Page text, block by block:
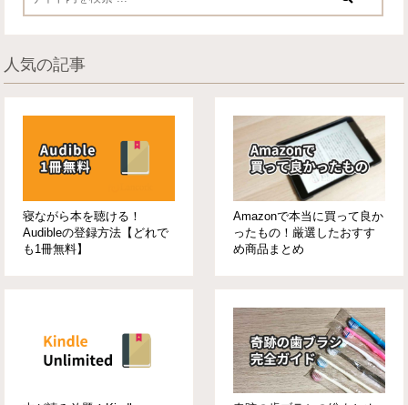
人気の記事
寝ながら本を聴ける！
Audibleの登録方法【どれで
も1冊無料】
Amazonで本当に買って良か
ったもの！厳選したおすす
め商品まとめ